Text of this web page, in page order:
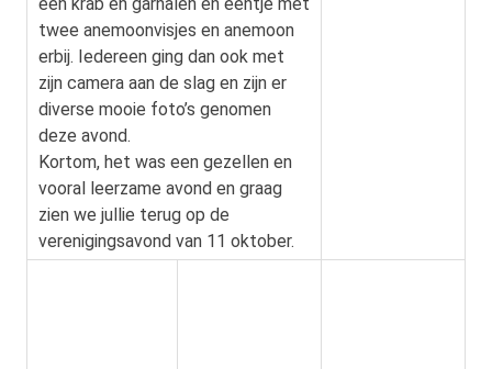
twee anemoonvisjes en anemoon
erbij. Iedereen ging dan ook met
zijn camera aan de slag en zijn er
diverse mooie foto’s genomen
deze avond.
Kortom, het was een gezellen en
vooral leerzame avond en graag
zien we jullie terug op de
verenigingsavond van 11 oktober.